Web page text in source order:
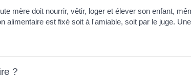
mère doit nourrir, vêtir, loger et élever son enfant,
alimentaire est fixé soit à l'amiable, soit par le juge.
?